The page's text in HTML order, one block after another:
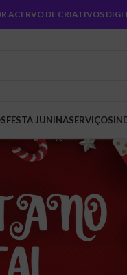
ACERVO DE CRIATIVOS
FESTA JUNINASERVIÇOS